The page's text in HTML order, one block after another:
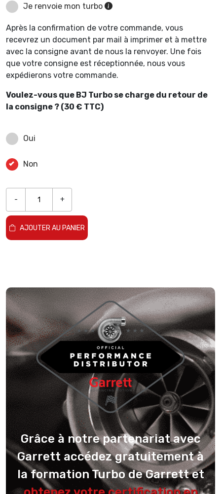
Je renvoie mon turbo
Après la confirmation de votre commande, vous
recevrez un document par mail à imprimer et à mettre
avec la consigne avant de nous la renvoyer. Une fois
que votre consigne est réceptionnée, nous vous
expédierons votre commande.
Voulez-vous que BJ Turbo se charge du retour de
la consigne ? (30 € TTC)
Oui
Non
- +
AJOUTER AU PANIER
Grâce à notre partenariat avec
Garrett accédez gratuitement à
la formation Turbo de Garrett et